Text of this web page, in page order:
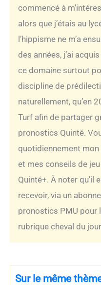
commencé à
alors que j’étais au
l’hippisme ne m’a
des années, j’ai
ce domaine surtout
discipline de
naturellement, qu’en
Turf afin de partager
pronostics Quinté.
quotidiennement
et mes conseils de
Quinté+. À noter qu’il
recevoir, via un
pronostics PMU pour
rubrique cheval du
Sur le même